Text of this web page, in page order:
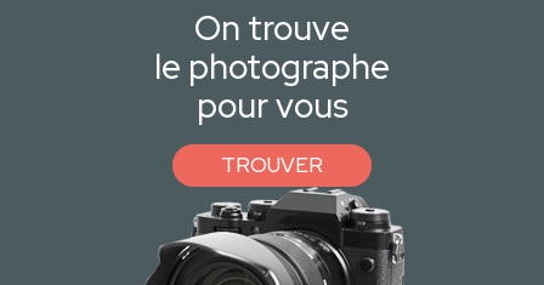
On trouve
le photographe
pour vous
TROUVER